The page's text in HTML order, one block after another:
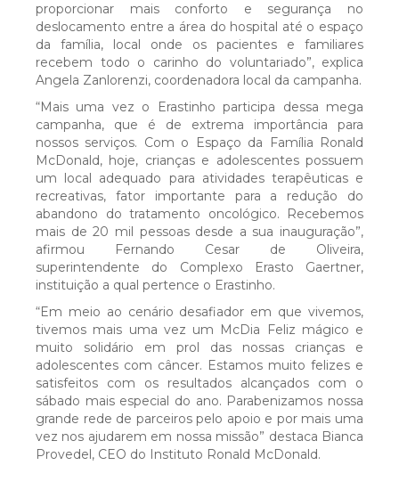
Propósito, Visão e Princípios
Portal dos Conselheiros
Portal dos Sócios
PUBLICAÇÕES
Relatório de Sustentabilidade
A Lembrança do Sabor: Um livro de receitas
afetivas do Hospice Erasto Gaertner
Manual de Integração dos Prestadores de
Serviços
Cartilha de Direitos e Deveres do Paciente
proporcionar mais conforto e segurança no
deslocamento entre a área do hospital até o espaço
da família, local onde os pacientes e familiares
recebem todo o carinho do voluntariado”, explica
Angela Zanlorenzi, coordenadora local da campanha.
“Mais uma vez o Erastinho participa dessa mega
campanha, que é de extrema importância para
nossos serviços. Com o Espaço da Família Ronald
McDonald, hoje, crianças e adolescentes possuem
um local adequado para atividades terapêuticas e
recreativas, fator importante para a redução do
abandono do tratamento oncológico. Recebemos
mais de 20 mil pessoas desde a sua inauguração”,
afirmou Fernando Cesar de Oliveira,
superintendente do Complexo Erasto Gaertner,
instituição a qual pertence o Erastinho.
“Em meio ao cenário desafiador em que vivemos,
tivemos mais uma vez um McDia Feliz mágico e
muito solidário em prol das nossas crianças e
adolescentes com câncer. Estamos muito felizes e
satisfeitos com os resultados alcançados com o
sábado mais especial do ano. Parabenizamos nossa
grande rede de parceiros pelo apoio e por mais uma
vez nos ajudarem em nossa missão” destaca Bianca
Provedel, CEO do Instituto Ronald McDonald.